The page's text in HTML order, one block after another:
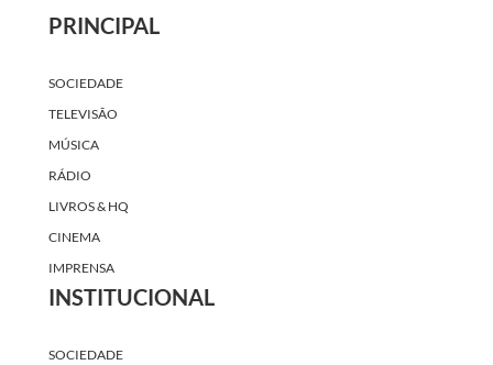
PRINCIPAL
SOCIEDADE
TELEVISÃO
MÚSICA
RÁDIO
LIVROS & HQ
CINEMA
IMPRENSA
INSTITUCIONAL
SOCIEDADE